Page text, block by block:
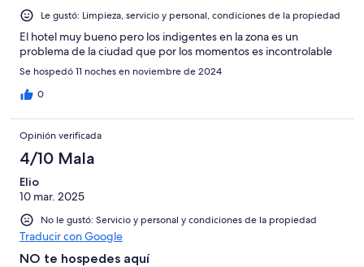
Le gustó: Limpieza, servicio y personal, condiciones de la propiedad
El hotel muy bueno pero los indigentes en la zona es un
problema de la ciudad que por los momentos es incontrolable
Se hospedó 11 noches en noviembre de 2024
0
Opinión verificada
4/10 Mala
Elio
10 mar. 2025
No le gustó: Servicio y personal y condiciones de la propiedad
Traducir con Google
NO te hospedes aquí